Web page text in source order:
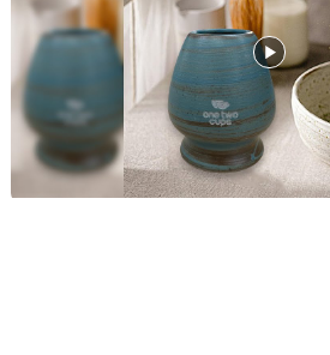
memperpanjang umur pemakaian chasen.
Kelengkapan Produk
Rincian yang Anda dapatkan untuk
1 x One Two Cups Whisk Stand Matcha
Pengaduk - C10